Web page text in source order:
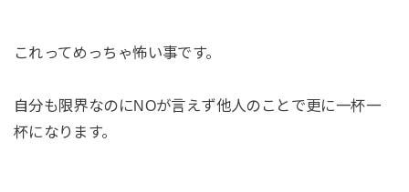
これってめっちゃ怖い事です。
自分も限界なのにNOが言えず他人のことで更に一杯一
杯になります。